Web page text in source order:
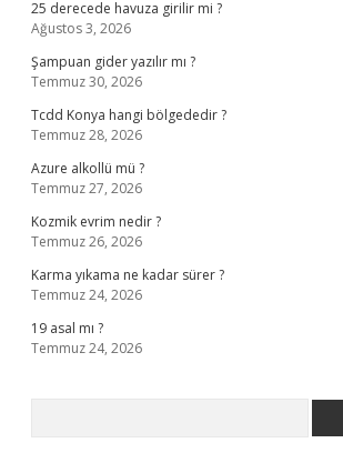
25 derecede havuza girilir mi ?
Ağustos 3, 2026
Şampuan gider yazılır mı ?
Temmuz 30, 2026
Tcdd Konya hangi bölgededir ?
Temmuz 28, 2026
Azure alkollü mü ?
Temmuz 27, 2026
Kozmik evrim nedir ?
Temmuz 26, 2026
Karma yıkama ne kadar sürer ?
Temmuz 24, 2026
19 asal mı ?
Temmuz 24, 2026